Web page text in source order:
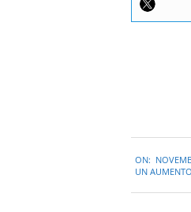
11-
ON:
UN